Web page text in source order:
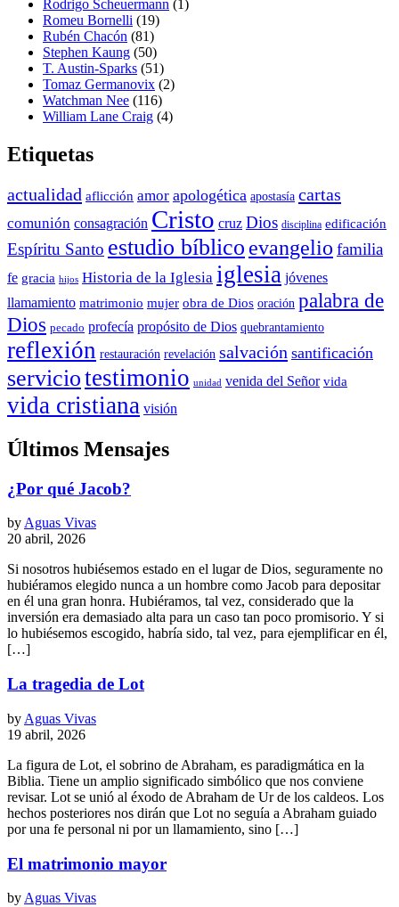
Rodrigo Scheuermann (1)
Romeu Bornelli (19)
Rubén Chacón (81)
Stephen Kaung (50)
T. Austin-Sparks (51)
Tomaz Germanovix (2)
Watchman Nee (116)
William Lane Craig (4)
Etiquetas
actualidad aflicción amor apologética apostasía cartas
comunión consagración Cristo cruz Dios disciplina edificación
Espíritu Santo estudio bíblico evangelio familia
fe gracia hijos Historia de la Iglesia iglesia jóvenes
llamamiento matrimonio mujer obra de Dios oración palabra de
Dios pecado profecía propósito de Dios quebrantamiento
reflexión restauración revelación salvación santificación
serviciotestimonio unidad venida del Señor vida
vida cristiana visión
Últimos Mensajes
¿Por qué Jacob?
by Aguas Vivas
20 abril, 2026
Si nosotros hubiésemos estado en el lugar de Dios, seguramente no
hubiéramos elegido nunca a un hombre como Jacob para depositar
en él una gran honra. Hubiéramos, tal vez, considerado que la
inversión era demasiado alta para un caso tan poco promisorio. Y si
lo hubiésemos escogido, habría sido, tal vez, para ejemplificar en él,
[…]
La tragedia de Lot
by Aguas Vivas
19 abril, 2026
La figura de Lot, el sobrino de Abraham, es paradigmática en la
Biblia. Tiene un amplio significado simbólico que nos conviene
revisar. Lot se unió al éxodo de Abraham de Ur de los caldeos. Los
hechos posteriores nos dirán que Lot no seguía a Abraham guiado
por una fe personal ni por un llamamiento, sino […]
El matrimonio mayor
by Aguas Vivas